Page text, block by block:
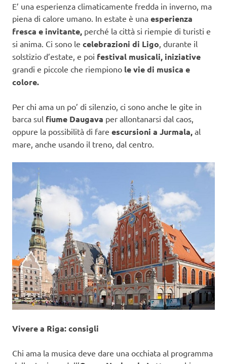
E’ una esperienza climaticamente fredda in inverno, ma
piena di calore umano. In estate è una esperienza
fresca e invitante, perché la città si riempie di turisti e
si anima. Ci sono le celebrazioni di Ligo , durante il
solstizio d’estate, e poi festival musicali, iniziative
grandi e piccole che riempiono le vie di musica e
colore.
Per chi ama un po’ di silenzio, ci sono anche le gite in
barca sul fiume Daugava per allontanarsi dal caos,
oppure la possibilità di fare escursioni a Jurmala, al
mare, anche usando il treno, dal centro.
Vivere a Riga: consigli
Chi ama la musica deve dare una occhiata al programma